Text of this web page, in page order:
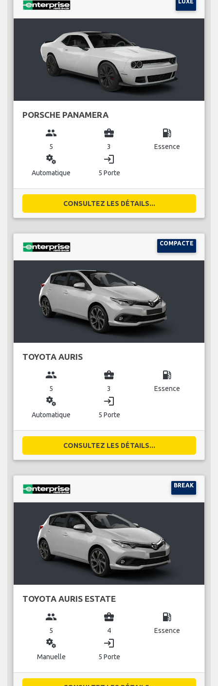
PORSCHE PANAMERA
group
5
business_center
3
local_gas_station
Essence
miscellaneous_services
Automatique
login
5 Porte
CONSULTEZ LES DÉTAILS...
COMPACTE
TOYOTA AURIS
group
5
business_center
3
local_gas_station
Essence
miscellaneous_services
Automatique
login
5 Porte
CONSULTEZ LES DÉTAILS...
BREAK
TOYOTA AURIS ESTATE
group
5
business_center
4
local_gas_station
Essence
miscellaneous_services
Manuelle
login
5 Porte